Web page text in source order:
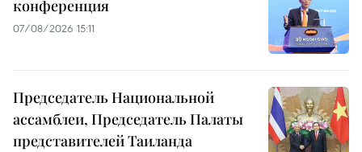
конференция
07/08/2026 15:11
Председатель Национальной
ассамблеи, Председатель Палаты
представителей Таиланда